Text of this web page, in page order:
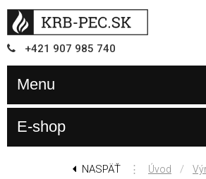
+421 907 985 740
Menu
E-shop
NASPÄŤ ⋮ Úvod /